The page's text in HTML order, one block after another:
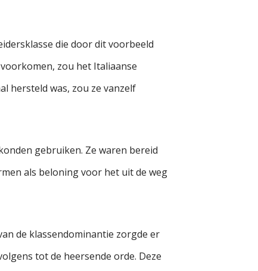
die door dit voorbeeld
zou het Italiaanse
hersteld was, zou ze vanzelf
gebruiken. Ze waren bereid
als beloning voor het uit de weg
de klassendominantie zorgde er
tot de heersende orde. Deze